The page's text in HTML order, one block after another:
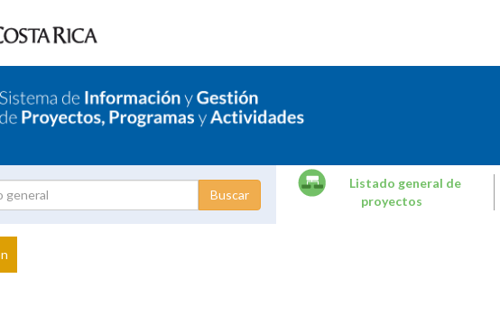
Investigador
Listado general de
proyectos